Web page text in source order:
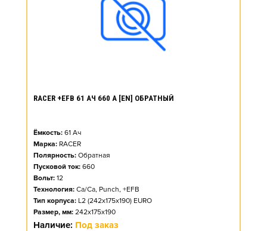
RACER +EFB 61 АЧ 660 А [EN] ОБРАТНЫЙ
Ёмкость: 61 Ач
Марка: RACER
Полярность: Обратная
Пусковой ток: 660
Вольт: 12
Технология: Ca/Ca, Punch, +EFB
Тип корпуса: L2 (242x175x190) EURO
Размер, мм: 242x175x190
Наличие: Под заказ